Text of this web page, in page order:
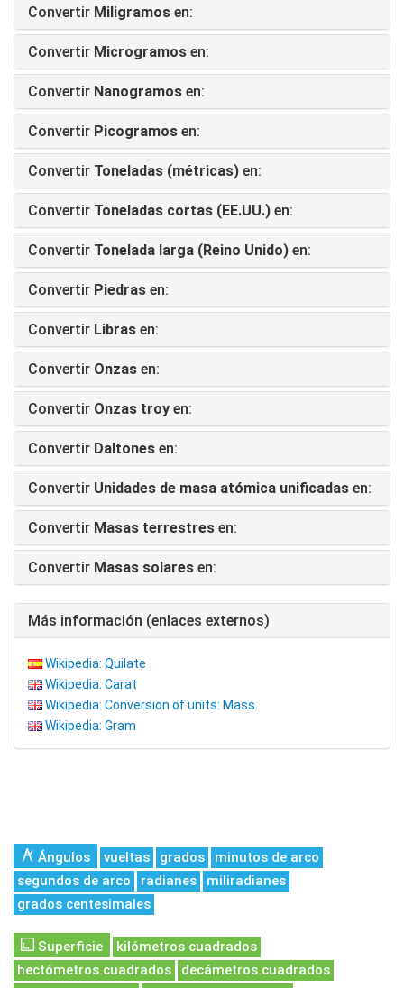
Convertir Miligramos en:
Convertir Microgramos en:
Convertir Nanogramos en:
Convertir Picogramos en:
Convertir Toneladas (métricas) en:
Convertir Toneladas cortas (EE.UU.) en:
Convertir Tonelada larga (Reino Unido) en:
Convertir Piedras en:
Convertir Libras en:
Convertir Onzas en:
Convertir Onzas troy en:
Convertir Daltones en:
Convertir Unidades de masa atómica unificadas en:
Convertir Masas terrestres en:
Convertir Masas solares en:
Más información (enlaces externos)
Wikipedia: Quilate
Wikipedia: Carat
Wikipedia: Conversion of units: Mass
Wikipedia: Gram
Ángulos vueltas grados
minutos de arco
segundos de arco
radianes
miliradianes
grados centesimales
Superficie
kilómetros cuadrados
hectómetros cuadrados
decámetros cuadrados